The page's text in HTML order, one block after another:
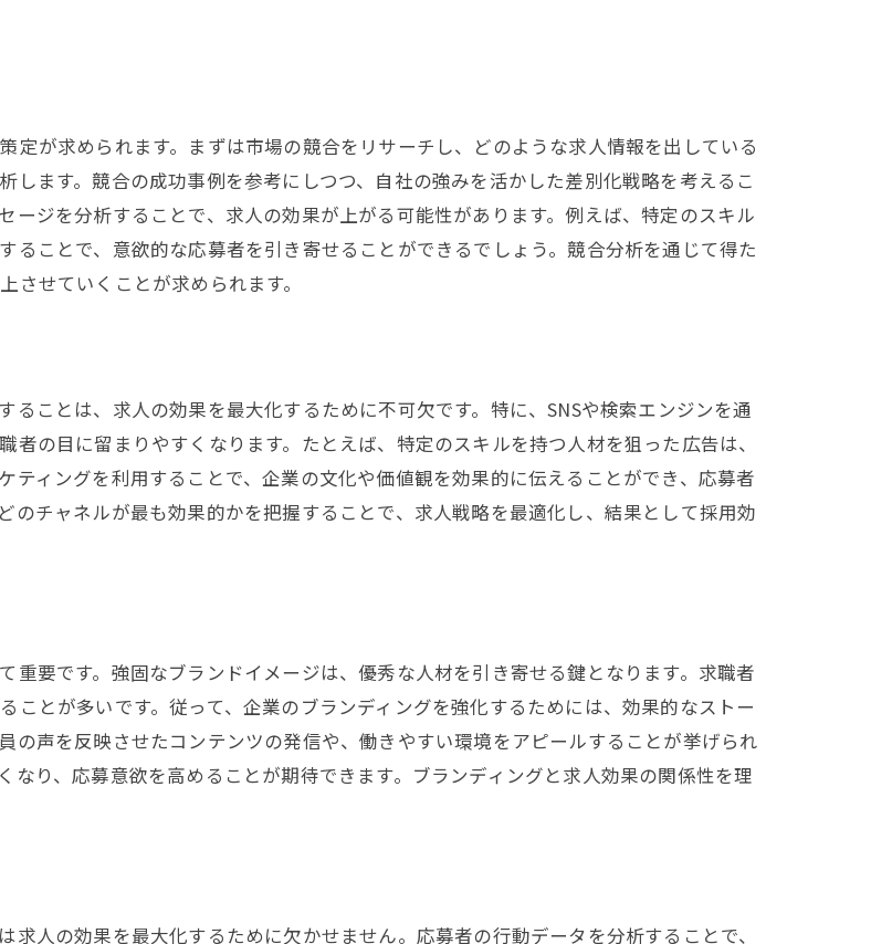
定が求められます。まずは市場の競合をリサーチし、どのような求人情報を出している
ます。競合の成功事例を参考にしつつ、自社の強みを活かした差別化戦略を考えるこ
ージを分析することで、求人の効果が上がる可能性があります。例えば、特定のスキル
ることで、意欲的な応募者を引き寄せることができるでしょう。競合分析を通じて得た
せていくことが求められます。
ことは、求人の効果を最大化するために不可欠です。特に、SNSや検索エンジンを通
の目に留まりやすくなります。たとえば、特定のスキルを持つ人材を狙った広告は、
ィングを利用することで、企業の文化や価値観を効果的に伝えることができ、応募者
のチャネルが最も効果的かを把握することで、求人戦略を最適化し、結果として採用効
要です。強固なブランドイメージは、優秀な人材を引き寄せる鍵となります。求職者
とが多いです。従って、企業のブランディングを強化するためには、効果的なストー
の声を反映させたコンテンツの発信や、働きやすい環境をアピールすることが挙げられ
なり、応募意欲を高めることが期待できます。ブランディングと求人効果の関係性を理
人の効果を最大化するために欠かせません。応募者の行動データを分析することで、